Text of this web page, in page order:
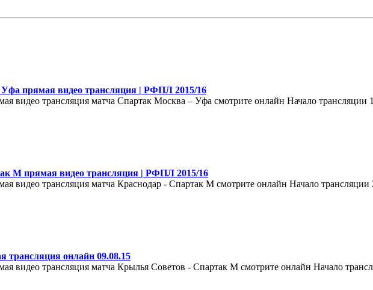
прямая видео трансляция | РФПЛ 2015/16
трансляция матча Спартак Москва – Уфа смотрите онлайн Начало трансляции
М прямая видео трансляция | РФПЛ 2015/16
трансляция матча Краснодар - Спартак М смотрите онлайн Начало трансляции
онлайн 09.08.15
трансляция матча Крылья Советов - Спартак М смотрите онлайн Начало